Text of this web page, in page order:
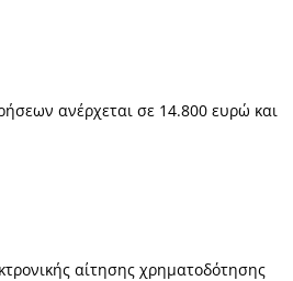
ανέρχεται σε 14.800 ​ευρώ​ και
αίτησης χρηματοδότησης